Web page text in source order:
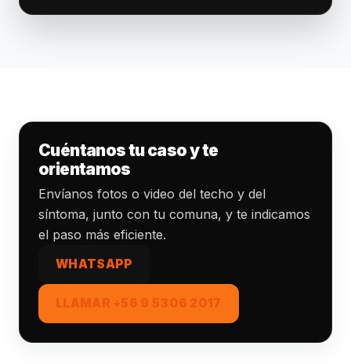
Cuéntanos tu caso y te
orientamos
Envíanos fotos o video del techo y del
síntoma, junto con tu comuna, y te indicamos
el paso más eficiente.
WHATSAPP
LLAMAR +56 9 5306 2017